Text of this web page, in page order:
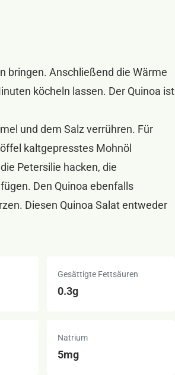
bringen. Anschließend die Wärme
köcheln lassen. Der Quinoa ist
und dem Salz verrühren. Für
kaltgepresstes Mohnöl
Petersilie hacken, die
Den Quinoa ebenfalls
Diesen Quinoa Salat entweder
Gesättigte Fettsäuren
0.3g
Natrium
5mg